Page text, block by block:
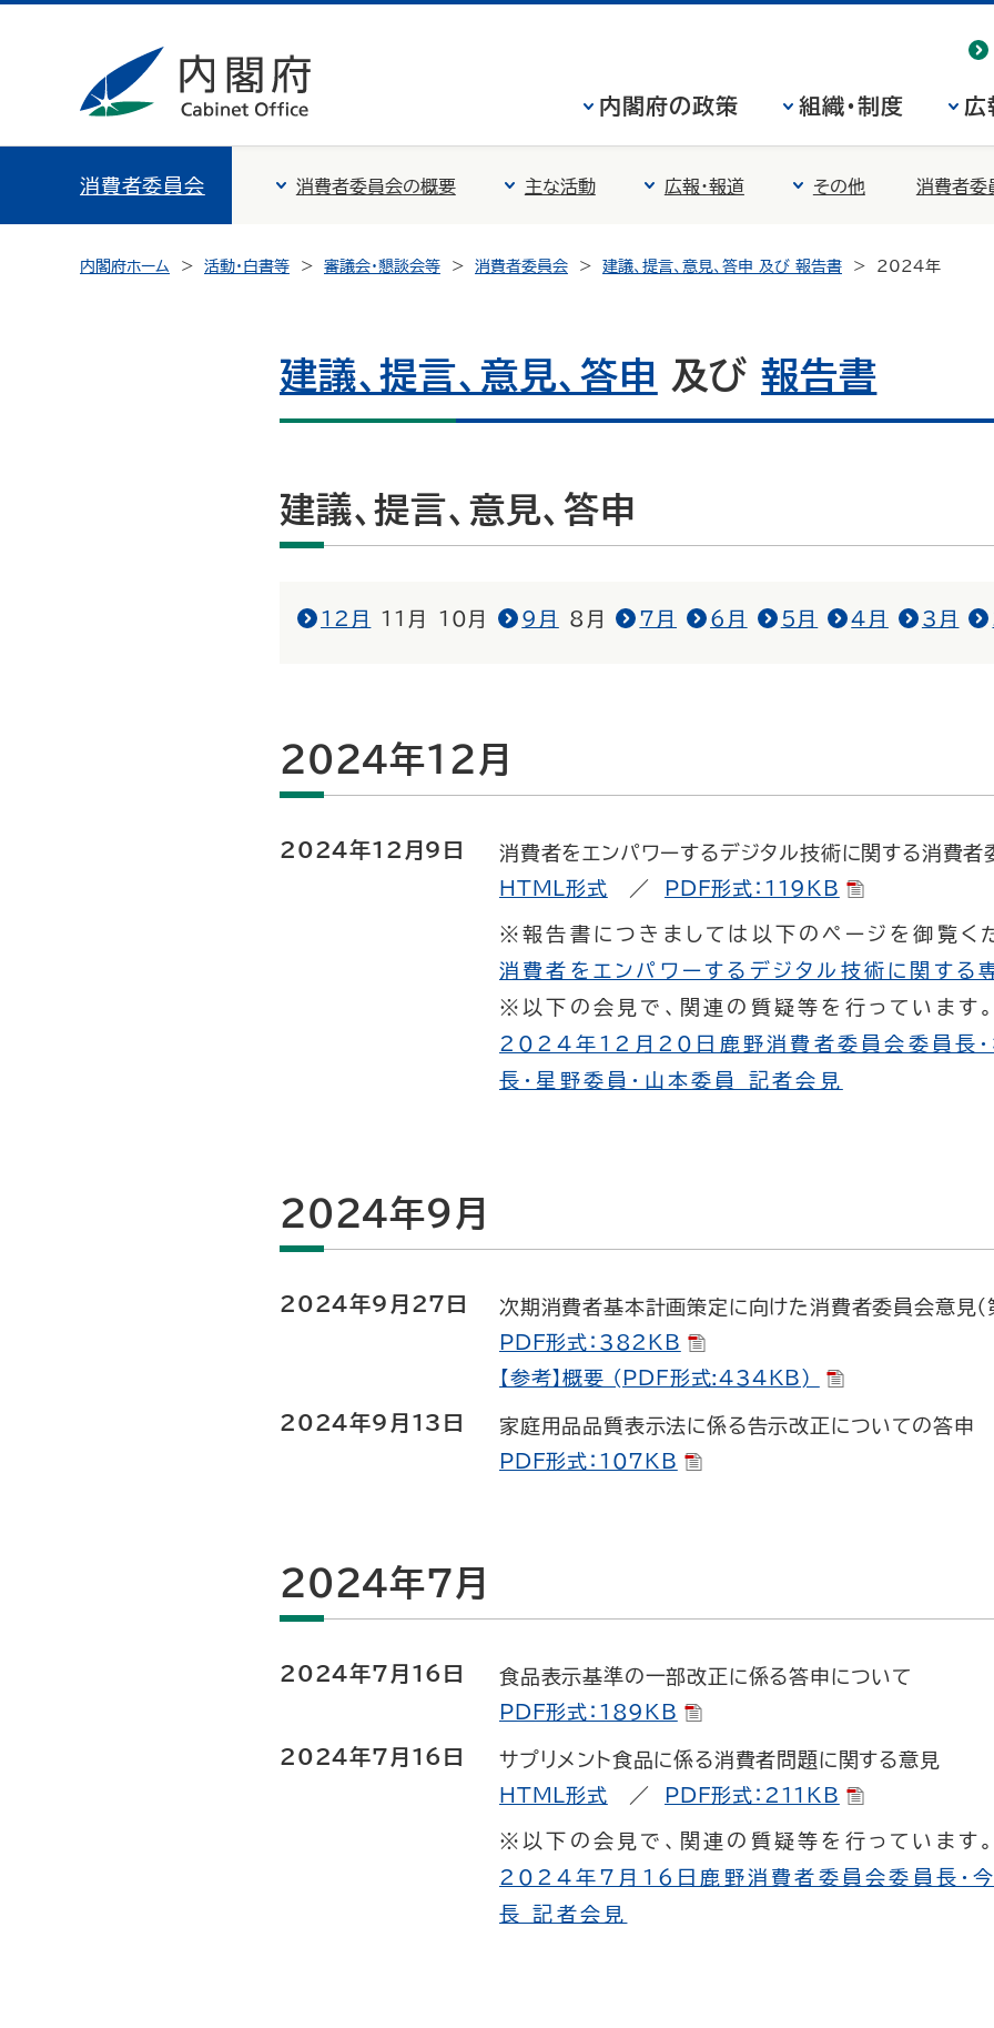
内閣府の政策 組織・制度 広
消費者委員会 消費者委員会の概要 主な活動 広報・報道 その他 消費者委
内閣府ホーム 活動・白書等 審議会・懇談会等 消費者委員会 建議、提言、意見、答申 及び 報告書 2024年
建議、提言、意見、答申 及び報告書
建議、提言、意見、答申
12月 11月 10月 9月 8月 7月 6月 5月 4月 3月
2024年12月
2024年12月9日
消費者をエンパワーするデジタル技術に関する消費者
HTML形式 ／ PDF形式：119KB
※報告書につきましては以下のページを御覧く
消費者をエンパワーするデジタル技術に関する
※以下の会見で、関連の質疑等を行っています。
2024年12月20日鹿野消費者委員会委員長・
長・星野委員・山本委員 記者会見
2024年9月
2024年9月27日
次期消費者基本計画策定に向けた消費者委員会意見（
PDF形式：382KB
【参考】概要 (PDF形式:434KB)
2024年9月13日
家庭用品品質表示法に係る告示改正についての答申
PDF形式：107KB
2024年7月
2024年7月16日
食品表示基準の一部改正に係る答申について
PDF形式：189KB
2024年7月16日
サプリメント食品に係る消費者問題に関する意見
HTML形式 ／ PDF形式：211KB
※以下の会見で、関連の質疑等を行っています。
2024年7月16日鹿野消費者委員会委員長・
長 記者会見